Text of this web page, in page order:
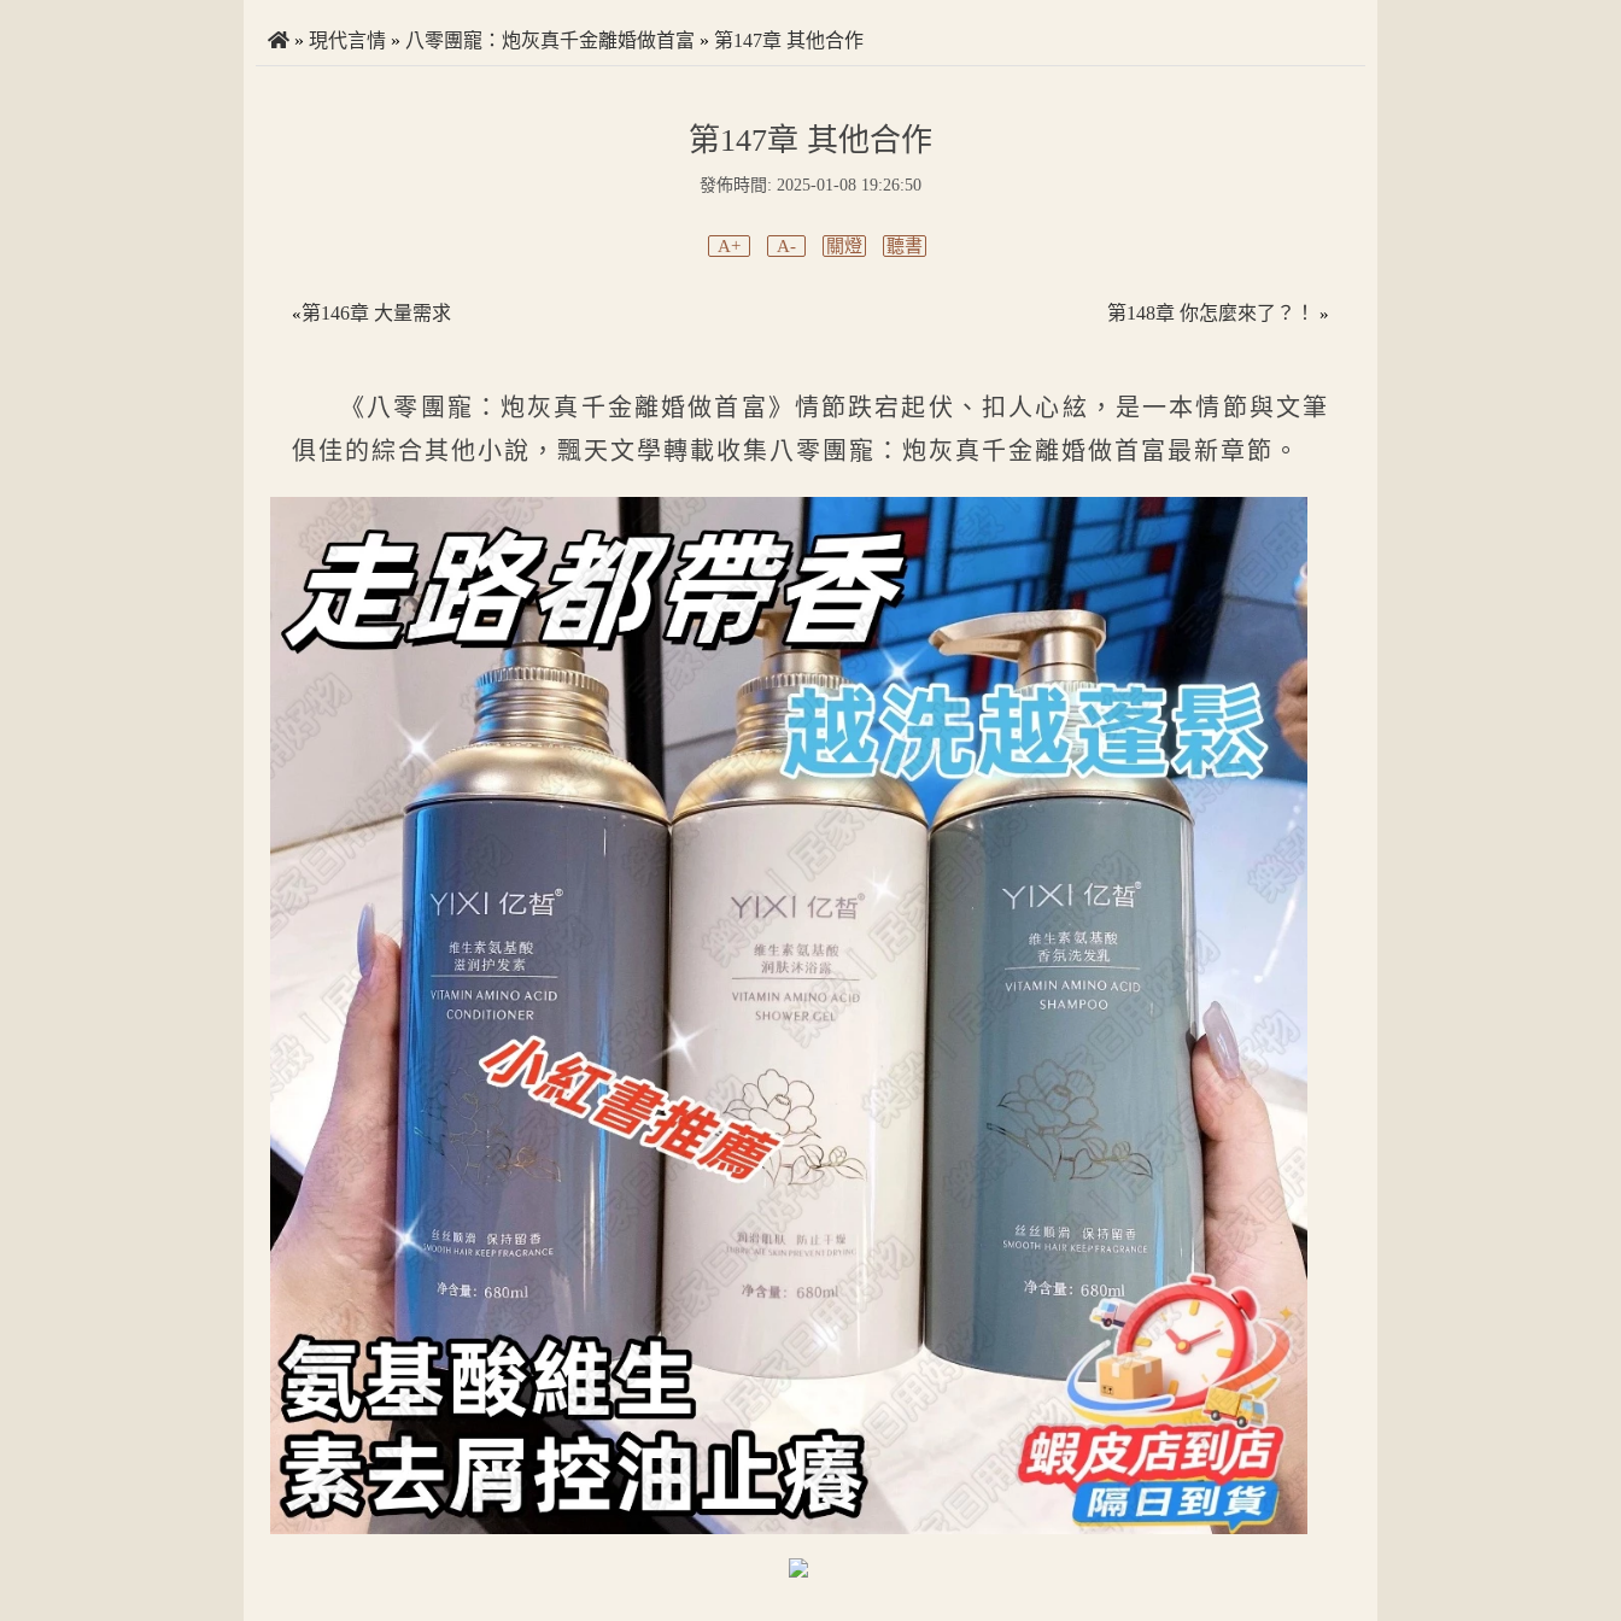
» 現代言情 » 八零團寵：炮灰真千金離婚做首富 » 第147章 其他合作
第147章 其他合作
發佈時間: 2025-01-08 19:26:50
A+ A- 關燈 聽書
«第146章 大量需求 第148章 你怎麼來了？！ »
《八零團寵：炮灰真千金離婚做首富》情節跌宕起伏、扣人心絃，是一本情節與文筆
俱佳的綜合其他小說，飄天文學轉載收集八零團寵：炮灰真千金離婚做首富最新章節。